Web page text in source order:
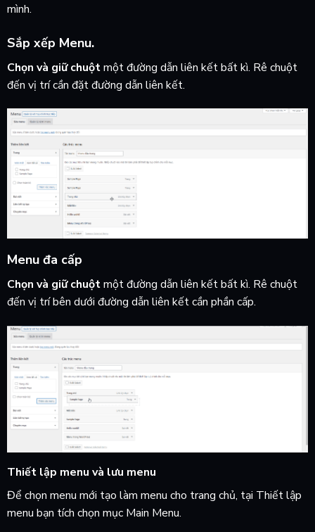
mình.
Sắp xếp Menu.
Chọn và giữ chuộtmột đường dẫn liên kết bất kì. Rê chuột
đến vị trí cần đặt đường dẫn liên kết.
Menu đa cấp
Chọn và giữ chuộtmột đường dẫn liên kết bất kì. Rê chuột
đến vị trí bên dưới đường dẫn liên kết cần phần cấp.
Thiết lập menu và lưu menu
Để chọn menu mới tạo làm menu cho trang chủ, tại Thiết lập
menu bạn tích chọn mục Main Menu.